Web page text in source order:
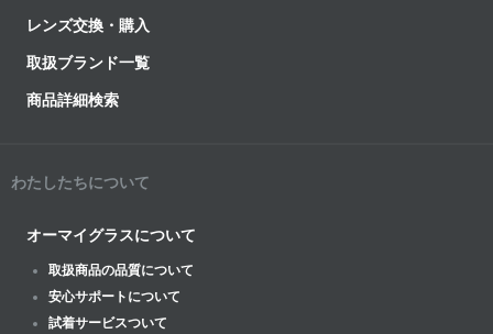
レンズ交換・購入
取扱ブランド一覧
商品詳細検索
わたしたちについて
オーマイグラスについて
取扱商品の品質について
安心サポートについて
試着サービスついて